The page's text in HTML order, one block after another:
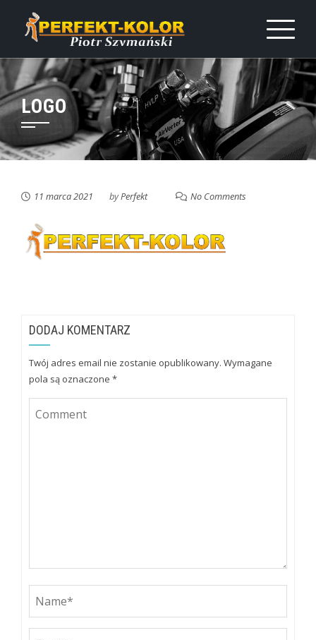
LOGO
11 marca 2021 byPerfekt No Comments
DODAJ KOMENTARZ
Twój adres email nie zostanie opublikowany. Wymagane
pola są oznaczone *